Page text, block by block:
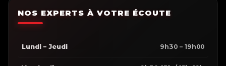
NOS EXPERTS À VOTRE ÉCOUTE
Lundi – Jeudi 9h30 – 19h00